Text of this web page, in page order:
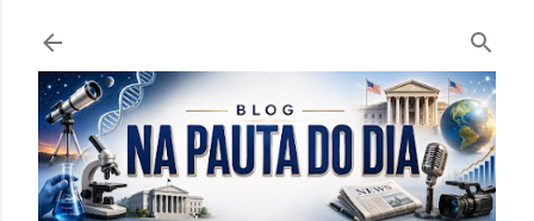
Pular para o conteúdo principal